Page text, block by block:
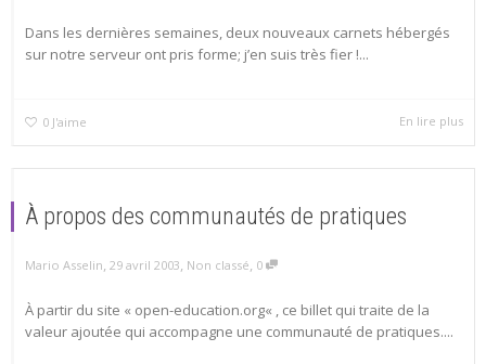
Dans les dernières semaines, deux nouveaux carnets hébergés
sur notre serveur ont pris forme; j’en suis très fier !...
0 J'aime En lire plus
À propos des communautés de pratiques
Mario Asselin, 29 avril 2003, Non classé, 0
À partir du site « open-education.org« , ce billet qui traite de la
valeur ajoutée qui accompagne une communauté de pratiques....